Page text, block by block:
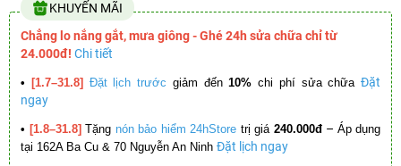
KHUYẾN MÃI
Chẳng lo nắng gắt, mưa giông - Ghé 24h sửa chữa chỉ từ
24.000đ! Chi tiết
• [1.7–31.8] Đặt lịch trước giảm đến10% chi phí sửa chữa Đặt
ngay
• [1.8–31.8] Tặng nón bảo hiểm 24hStore trị giá 240.000đ – Áp dụng
tại 162A Ba Cu & 70 Nguyễn An Ninh Đặt lịch ngay